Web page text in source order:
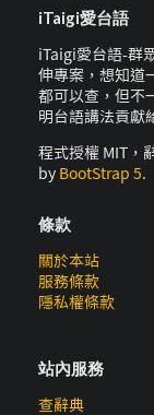
iTaigi愛台語
iTaigi愛台語-群
伸專案，想知道
都可以查，但不
明台語講法貢獻
程式授權 MIT，
by BootStrap 5.
條款
關於本站
服務條款
隱私權條款
站內服務
查辭典